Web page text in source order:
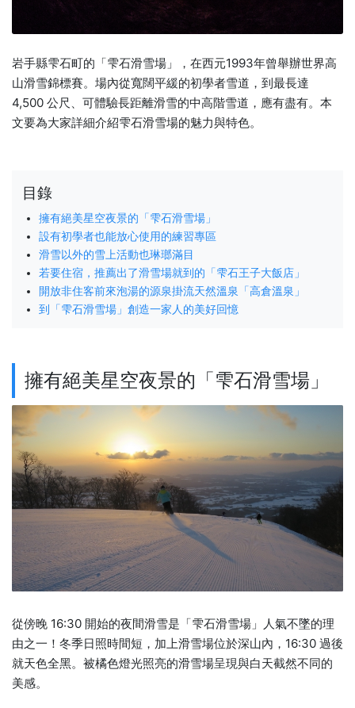
岩手縣雫石町的「雫石滑雪場」，在西元1993年曾舉辦世界高
山滑雪錦標賽。場內從寬闊平緩的初學者雪道，到最長達
4,500 公尺、可體驗長距離滑雪的中高階雪道，應有盡有。本
文要為大家詳細介紹雫石滑雪場的魅力與特色。
目錄
擁有絕美星空夜景的「雫石滑雪場」
設有初學者也能放心使用的練習專區
滑雪以外的雪上活動也琳瑯滿目
若要住宿，推薦出了滑雪場就到的「雫石王子大飯店」
開放非住客前來泡湯的源泉掛流天然溫泉「高倉溫泉」
到「雫石滑雪場」創造一家人的美好回憶
擁有絕美星空夜景的「雫石滑雪場」
從傍晚 16:30 開始的夜間滑雪是「雫石滑雪場」人氣不墜的理
由之一！冬季日照時間短，加上滑雪場位於深山內，16:30 過後
就天色全黑。被橘色燈光照亮的滑雪場呈現與白天截然不同的
美感。